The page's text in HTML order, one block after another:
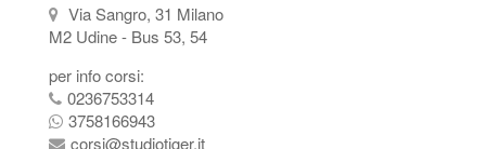
Via Sangro, 31 Milano
M2 Udine - Bus 53, 54
per info corsi:
0236753314
3758166943
corsi@studiotiger.it